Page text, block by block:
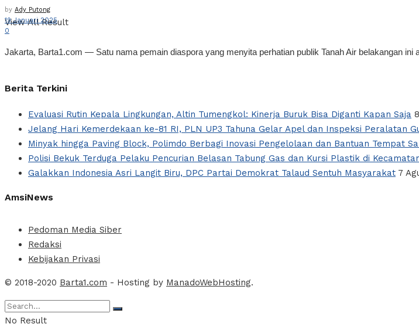
View All Result
by Ady Putong
19 Januari 2025
0
Jakarta, Barta1.com — Satu nama pemain diaspora yang menyita perhatian publik Tanah Air belakangan ini
Berita Terkini
Evaluasi Rutin Kepala Lingkungan, Altin Tumengkol: Kinerja Buruk Bisa Diganti Kapan Saja
Jelang Hari Kemerdekaan ke-81 RI, PLN UP3 Tahuna Gelar Apel dan Inspeksi Peralatan
Minyak hingga Paving Block, Polimdo Berbagi Inovasi Pengelolaan dan Bantuan Tempat
Polisi Bekuk Terduga Pelaku Pencurian Belasan Tabung Gas dan Kursi Plastik di
Galakkan Indonesia Asri Langit Biru, DPC Partai Demokrat Talaud Sentuh Masyarakat 7
AmsiNews
Pedoman Media Siber
Redaksi
Kebijakan Privasi
© 2018-2020 Barta1.com - Hosting by ManadoWebHosting.
No Result